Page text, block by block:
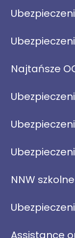
Najtańsze
NNW
Assistance